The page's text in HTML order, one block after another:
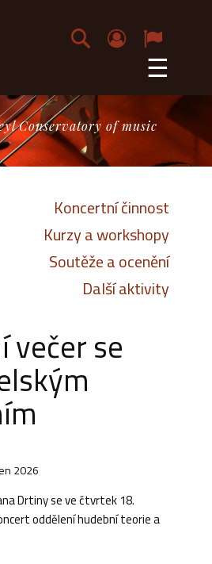
☰
Conservatory of music
Koncertní činnost
Kurzy a workshopy
Soutěže a ocenění
Další aktivity
večer se
2026
Drtiny se ve čtvrtek 18.
oddělení hudební teorie a